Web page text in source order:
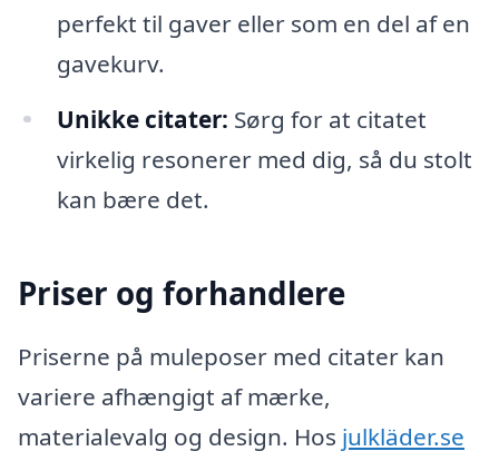
perfekt til gaver eller som en del af en
gavekurv.
Unikke citater: Sørg for at citatet
virkelig resonerer med dig, så du stolt
kan bære det.
Priser og forhandlere
Priserne på muleposer med citater kan
variere afhængigt af mærke,
materialevalg og design. Hos julkläder.se